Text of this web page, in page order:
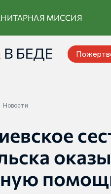
МИССИЯ
Новости